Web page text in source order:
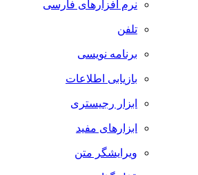
نرم افزارهای فارسی
تلفن
برنامه نویسی
بازیابی اطلاعات
ابزار رجیستری
ابزارهای مفید
ویرایشگر متن